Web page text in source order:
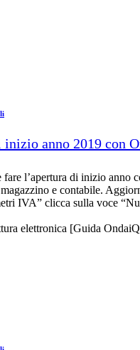
inizio anno 2019 con
l’apertura di inizio anno
e contabile.
IVA” clicca sulla voce